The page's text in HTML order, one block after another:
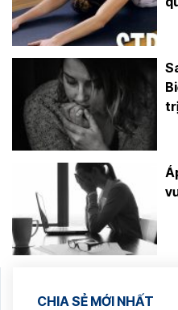
CHIA SẺ MỚI NHẤT